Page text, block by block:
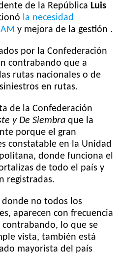
de la República Luis
la necesidad
y mejora de la gestión .
por la Confederación
contrabando que a
rutas nacionales o de
en rutas.
de la Confederación
y De Siembra que la
porque el gran
constatable en la Unidad
donde funciona el
de todo el país y
registradas.
no todos los
aparecen con frecuencia
lo que se
vista, también está
mayorista del país